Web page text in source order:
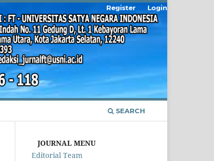
SEARCH
Register Login
JOURNAL MENU
Editorial Team